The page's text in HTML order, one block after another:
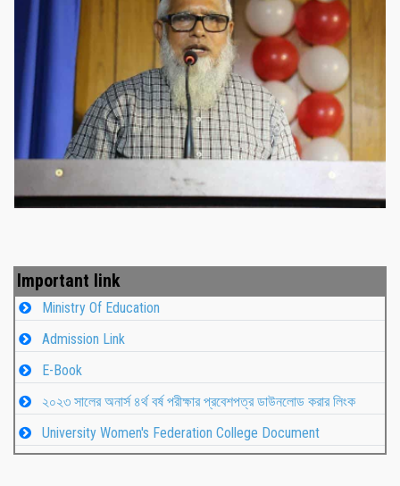
নবীনবরণ - ২০২৫
Important link
Ministry Of Education
Admission Link
E-Book
২০২৩ সালের অনার্স ৪র্থ বর্ষ পরীক্ষার প্রবেশপত্র ডাউনলোড করার লিংক
University Women's Federation College Document